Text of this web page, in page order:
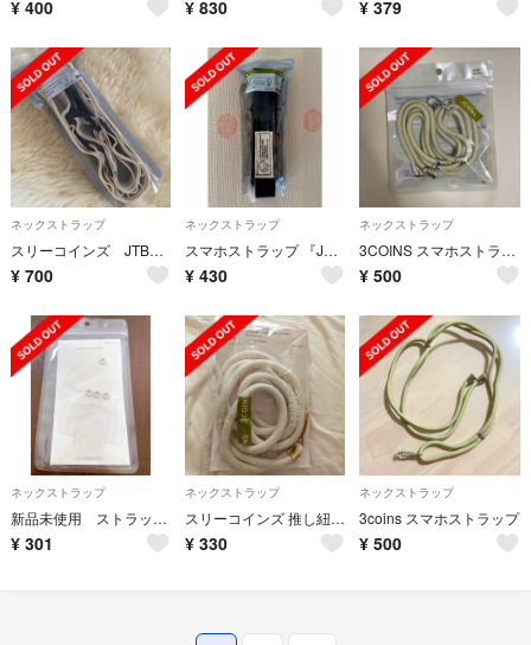
¥ 400 ¥ 830 ¥ 379
ネックストラップ
スリーコインズ JTBスマホストラップ
¥ 700
ネックストラップ
スマホストラップ 『JTB×3COINSコラボアイテム』
¥ 430
ネックストラップ
3COINS スマホストラップホルダー グリーン
¥ 500
ネックストラップ
新品未使用 ストラップホルダー 4枚セット
¥ 301
ネックストラップ
スリーコインズ 推し紐スマホホルダー
¥ 330
ネックストラップ
3coins スマホストラップ
¥ 500